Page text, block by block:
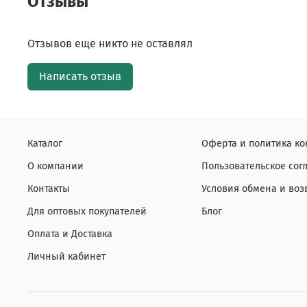
Отзывов еще никто не оставлял
Написать отзыв
Каталог
О компании
Контакты
Для оптовых покупателей
Оплата и Доставка
Личный кабинет
Оферта и политика
Пользовательское
Условия обмена и
Блог